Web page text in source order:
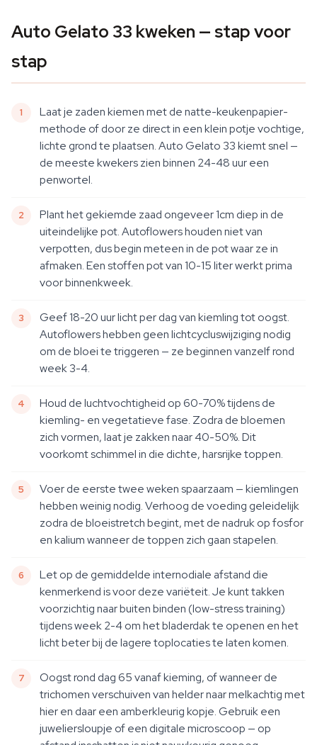
Auto Gelato 33 kweken — stap voor
stap
Laat je zaden kiemen met de natte-keukenpapier-
methode of door ze direct in een klein potje vochtige,
lichte grond te plaatsen. Auto Gelato 33 kiemt snel —
de meeste kwekers zien binnen 24-48 uur een
penwortel.
Plant het gekiemde zaad ongeveer 1cm diep in de
uiteindelijke pot. Autoflowers houden niet van
verpotten, dus begin meteen in de pot waar ze in
afmaken. Een stoffen pot van 10-15 liter werkt prima
voor binnenkweek.
Geef 18-20 uur licht per dag van kiemling tot oogst.
Autoflowers hebben geen lichtcycluswijziging nodig
om de bloei te triggeren — ze beginnen vanzelf rond
week 3-4.
Houd de luchtvochtigheid op 60-70% tijdens de
kiemling- en vegetatieve fase. Zodra de bloemen
zich vormen, laat je zakken naar 40-50%. Dit
voorkomt schimmel in die dichte, harsrijke toppen.
Voer de eerste twee weken spaarzaam — kiemlingen
hebben weinig nodig. Verhoog de voeding geleidelijk
zodra de bloeistretch begint, met de nadruk op fosfor
en kalium wanneer de toppen zich gaan stapelen.
Let op de gemiddelde internodiale afstand die
kenmerkend is voor deze variëteit. Je kunt takken
voorzichtig naar buiten binden (low-stress training)
tijdens week 2-4 om het bladerdak te openen en het
licht beter bij de lagere toplocaties te laten komen.
Oogst rond dag 65 vanaf kieming, of wanneer de
trichomen verschuiven van helder naar melkachtig met
hier en daar een amberkleurig kopje. Gebruik een
juweliersloupje of een digitale microscoop — op